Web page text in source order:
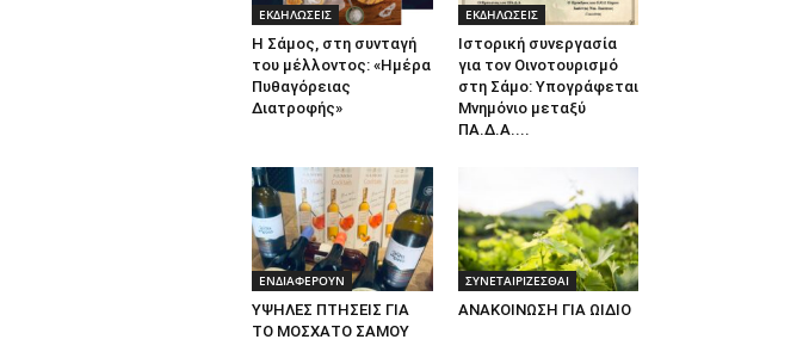
ΕΚΔΗΛΩΣΕΙΣ
Η Σάμος, στη συνταγή
του μέλλοντος: «Ημέρα
Πυθαγόρειας
Διατροφής»
ΕΚΔΗΛΩΣΕΙΣ
Ιστορική συνεργασία
για τον Οινοτουρισμό
στη Σάμο: Υπογράφεται
Μνημόνιο μεταξύ
ΠΑ.Δ.Α....
ΕΝΔΙΑΦΕΡΟΥΝ
ΥΨΗΛΕΣ ΠΤΗΣΕΙΣ ΓΙΑ
ΤΟ ΜΟΣΧΑΤΟ ΣΑΜΟΥ
ΣΥΝΕΤΑΙΡΙΖΕΣΘΑΙ
ΑΝΑΚΟΙΝΩΣΗ ΓΙΑ ΩΙΔΙΟ